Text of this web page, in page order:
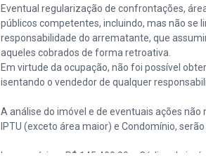
Eventual regularização de confrontações,
públicos competentes, incluindo, mas não se
responsabilidade do arrematante, que
aqueles cobrados de forma retroativa.
Em virtude da ocupação, não foi possível
isentando o vendedor de qualquer
A análise do imóvel e de eventuais ações
IPTU (exceto área maior) e Condomínio,
Lance mínimo R$ 145.400,00 – Código do